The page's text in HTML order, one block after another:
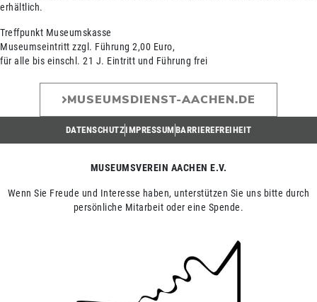
erhältlich.
Treffpunkt Museumskasse
Museumseintritt zzgl. Führung 2,00 Euro,
für alle bis einschl. 21 J. Eintritt und Führung frei
MUSEUMSDIENST-AACHEN.DE
DATENSCHUTZIMPRESSUM BARRIEREFREIHEIT
MUSEUMSVEREIN AACHEN E.V.
Wenn Sie Freude und Interesse haben, unterstützen Sie uns bitte durch
persönliche Mitarbeit oder eine Spende.